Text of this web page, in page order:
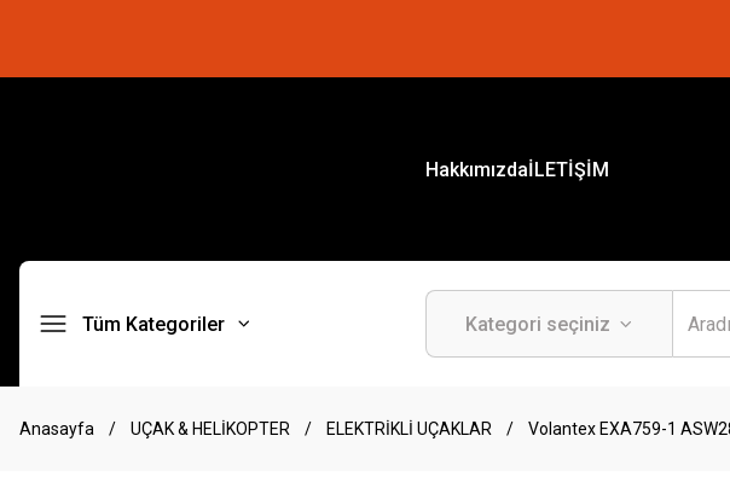
HakkımızdaİLETİŞİM
Tüm Kategoriler
Anasayfa UÇAK & HELİKOPTER ELEKTRİKLİ UÇAKLAR Volantex EXA759-1